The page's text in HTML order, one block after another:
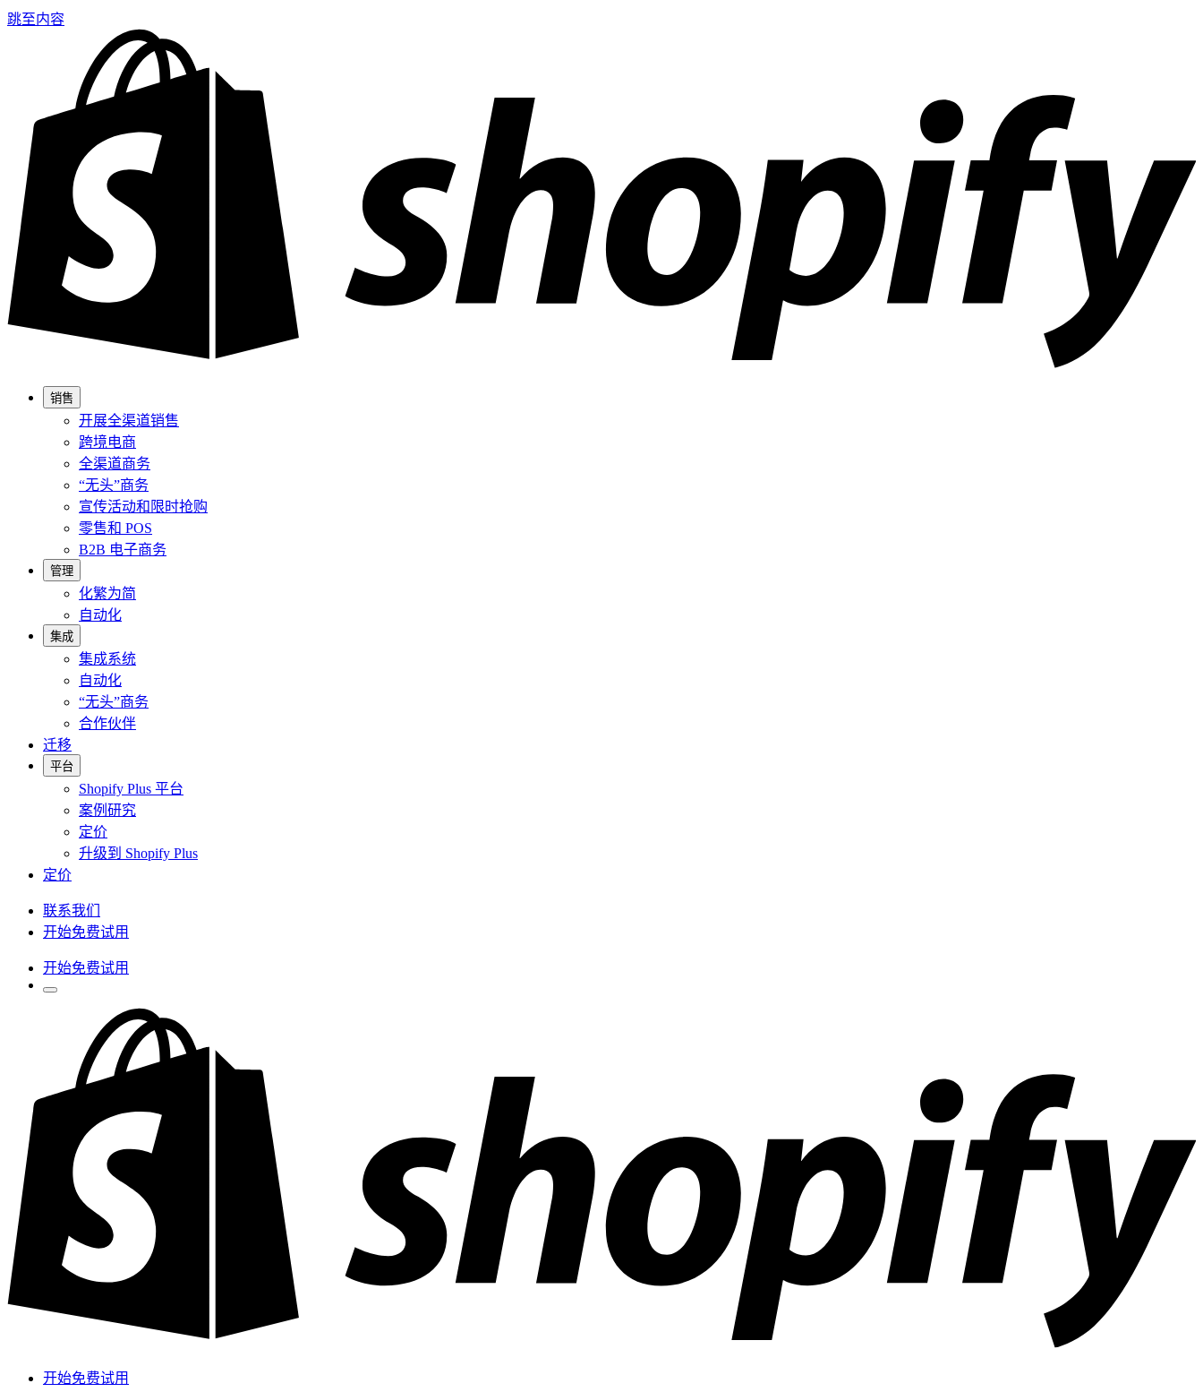
跳至内容
销售
开展全渠道销售
跨境电商
全渠道商务
“无头”商务
宣传活动和限时抢购
零售和 POS
B2B 电子商务
管理
化繁为简
自动化
集成
集成系统
自动化
“无头”商务
合作伙伴
迁移
平台
Shopify Plus 平台
案例研究
定价
升级到 Shopify Plus
定价
联系我们
开始免费试用
开始免费试用
开始免费试用